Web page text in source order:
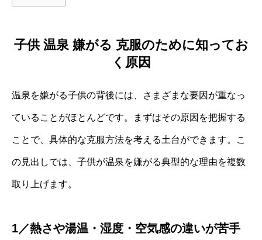
子供 温泉 嫌がる 克服のために知ってお
く原因
温泉を嫌がる子供の背後には、さまざまな要因が重なっ
ていることがほとんどです。まずはその原因を把握する
ことで、具体的な克服方法を考える土台ができます。こ
の見出しでは、子供が温泉を嫌がる典型的な理由を複数
取り上げます。
1／熱さや湯温・湿度・空気感の違いが苦手